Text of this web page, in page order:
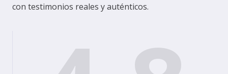
con testimonios reales y auténticos.